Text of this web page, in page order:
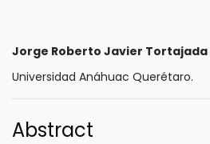
Jorge Roberto Javier Tortajada
Universidad Anáhuac Querétaro.
Abstract